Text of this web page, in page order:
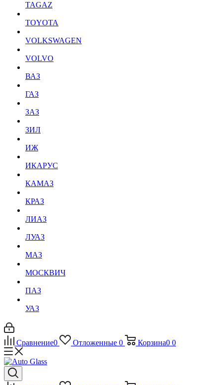
TAGAZ
TOYOTA
VOLKSWAGEN
VOLVO
ВАЗ
ГАЗ
ЗАЗ
ЗИЛ
ИЖ
ИКАРУС
КАМАЗ
КРАЗ
ЛИАЗ
ЛУАЗ
МАЗ
МОСКВИЧ
ПАЗ
УАЗ
Сравнение0 Отложенные 0 Корзина0 0